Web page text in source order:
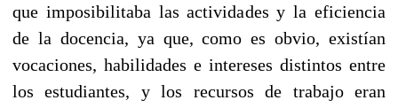
que imposibilitaba las actividades y la eficiencia
de la docencia, ya que, como es obvio, existían
vocaciones, habilidades e intereses distintos entre
los estudiantes, y los recursos de trabajo eran